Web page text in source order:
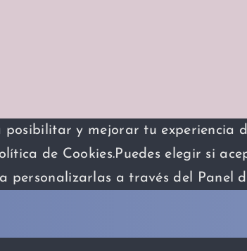
y mejorar tu experiencia
de Cookies.Puedes elegir si
personalizarlas a través del Panel